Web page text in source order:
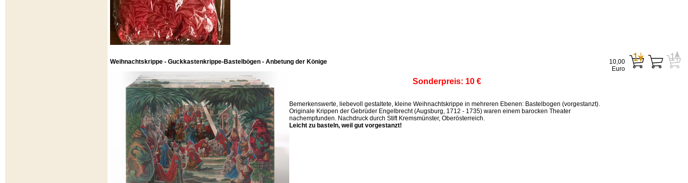
Weihnachtskrippe - Guckkastenkrippe-Bastelbögen - Anbetung der Könige
Sonderpreis: 10 €
Bemerkenswerte, liebevoll gestaltete, kleine Weihnachtskrippe in mehreren Ebenen: Bastelbogen (vorgestanzt).
Originale Krippen der Gebrüder Engelbrecht (Augsburg, 1712 - 1735) waren einem barocken Theater
nachempfunden. Nachdruck durch Stift Kremsmünster, Oberösterreich.
Leicht zu basteln, weil gut vorgestanzt!
10,00
Euro